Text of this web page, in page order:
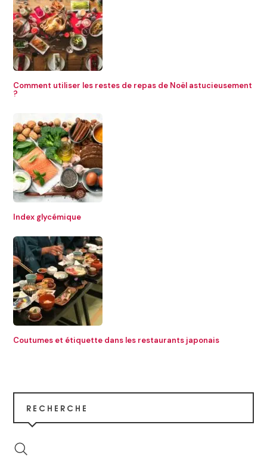
Comment utiliser les restes de repas de Noël astucieusement
?
Index glycémique
Coutumes et étiquette dans les restaurants japonais
RECHERCHE